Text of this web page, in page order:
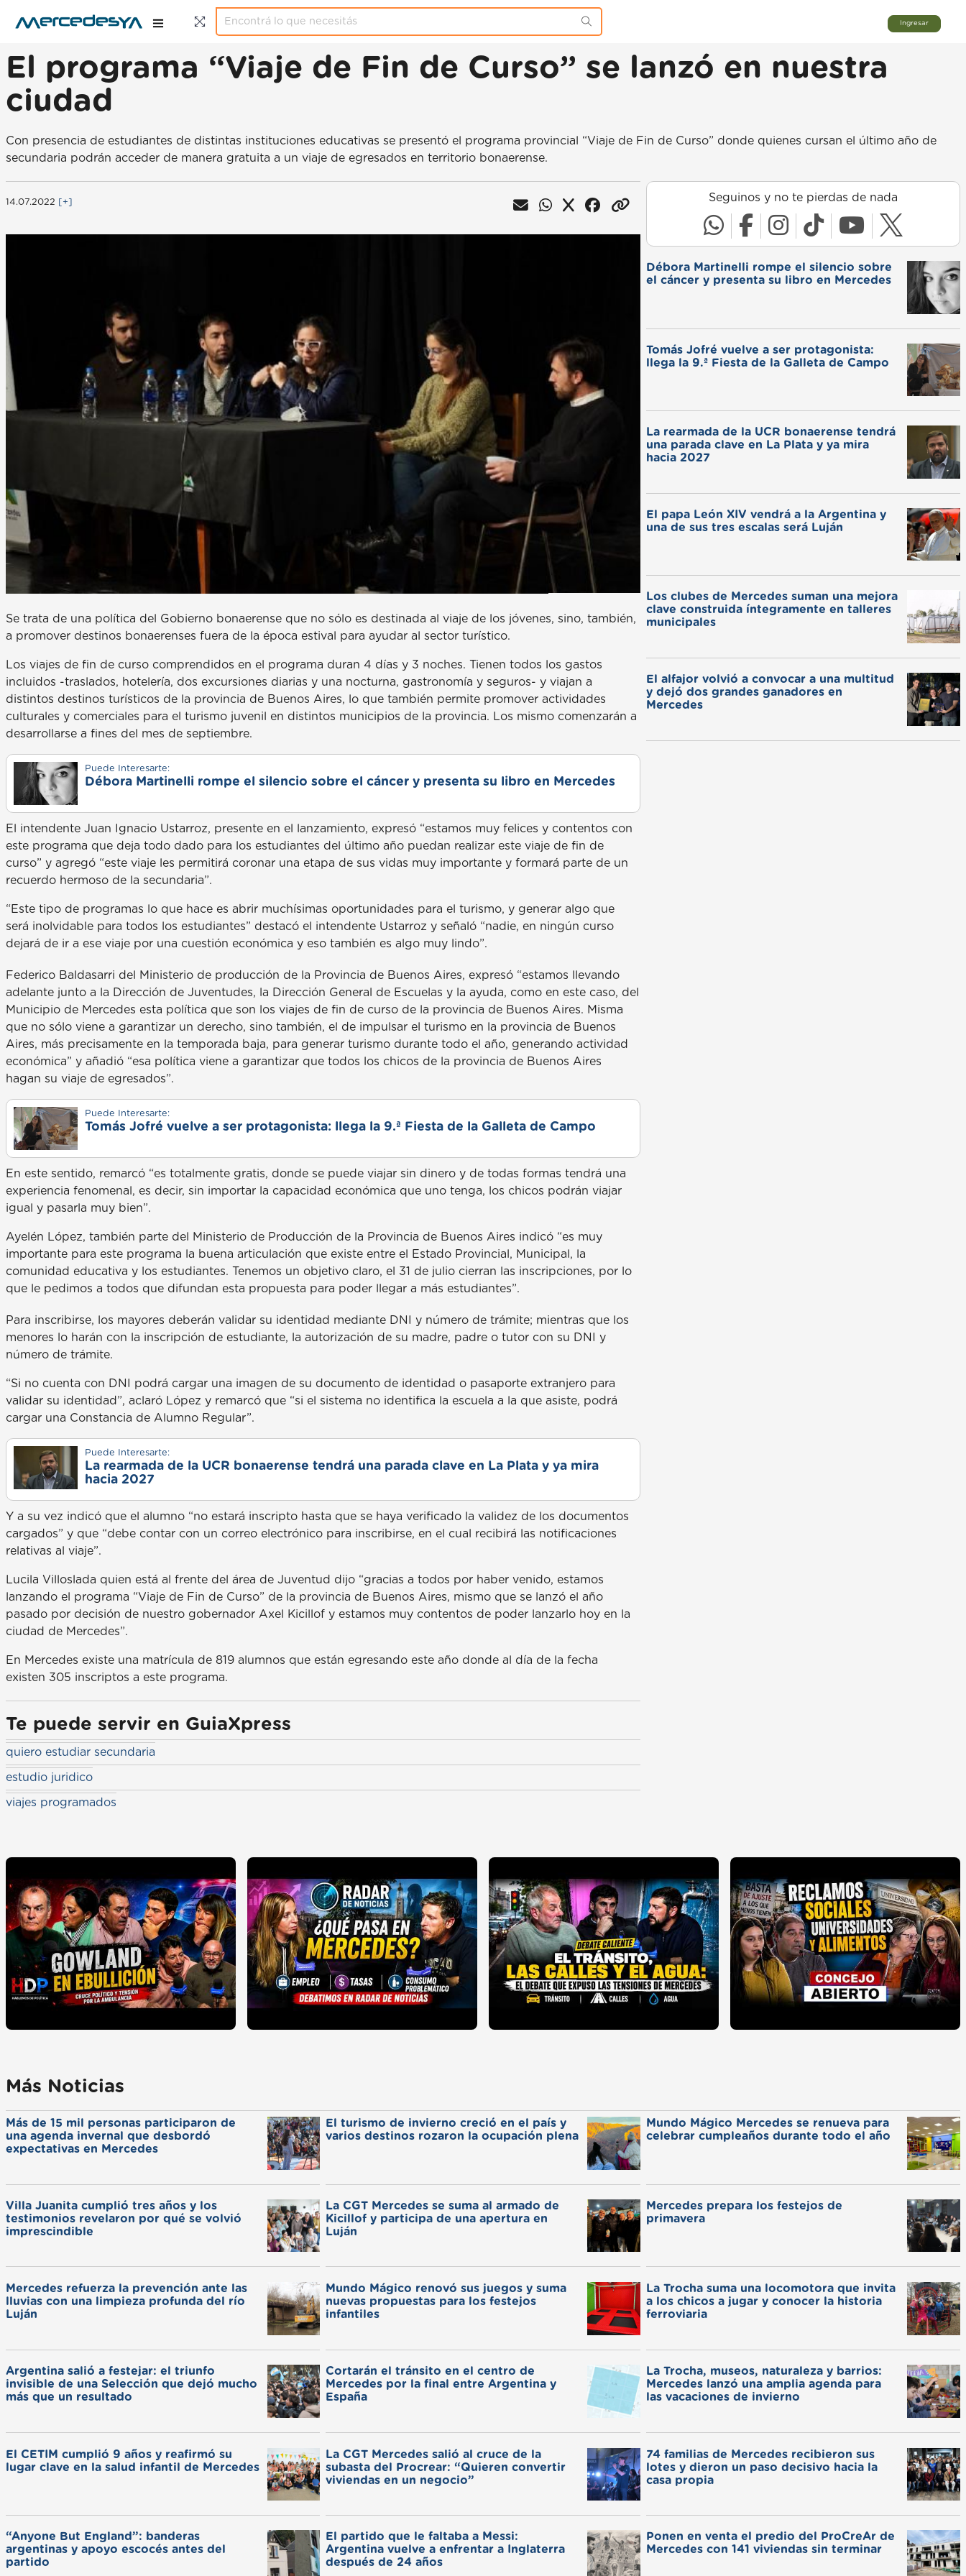
Ingresar
El programa “Viaje de Fin de Curso” se lanzó en nuestra
ciudad
Con presencia de estudiantes de distintas instituciones educativas se presentó el programa provincial “Viaje de Fin de Curso” donde quienes cursan el último año de
secundaria podrán acceder de manera gratuita a un viaje de egresados en territorio bonaerense.
14.07.2022 [+]
Se trata de una política del Gobierno bonaerense que no sólo es destinada al viaje de los jóvenes, sino, también,
a promover destinos bonaerenses fuera de la época estival para ayudar al sector turístico.
Los viajes de fin de curso comprendidos en el programa duran 4 días y 3 noches. Tienen todos los gastos
incluidos -traslados, hotelería, dos excursiones diarias y una nocturna, gastronomía y seguros- y viajan a
distintos destinos turísticos de la provincia de Buenos Aires, lo que también permite promover actividades
culturales y comerciales para el turismo juvenil en distintos municipios de la provincia. Los mismo comenzarán a
desarrollarse a fines del mes de septiembre.
Puede Interesarte:
Débora Martinelli rompe el silencio sobre el cáncer y presenta su libro en Mercedes
El intendente Juan Ignacio Ustarroz, presente en el lanzamiento, expresó “estamos muy felices y contentos con
este programa que deja todo dado para los estudiantes del último año puedan realizar este viaje de fin de
curso” y agregó “este viaje les permitirá coronar una etapa de sus vidas muy importante y formará parte de un
recuerdo hermoso de la secundaria”.
“Este tipo de programas lo que hace es abrir muchísimas oportunidades para el turismo, y generar algo que
será inolvidable para todos los estudiantes” destacó el intendente Ustarroz y señaló “nadie, en ningún curso
dejará de ir a ese viaje por una cuestión económica y eso también es algo muy lindo”.
Federico Baldasarri del Ministerio de producción de la Provincia de Buenos Aires, expresó “estamos llevando
adelante junto a la Dirección de Juventudes, la Dirección General de Escuelas y la ayuda, como en este caso, del
Municipio de Mercedes esta política que son los viajes de fin de curso de la provincia de Buenos Aires. Misma
que no sólo viene a garantizar un derecho, sino también, el de impulsar el turismo en la provincia de Buenos
Aires, más precisamente en la temporada baja, para generar turismo durante todo el año, generando actividad
económica” y añadió “esa política viene a garantizar que todos los chicos de la provincia de Buenos Aires
hagan su viaje de egresados”.
Puede Interesarte:
Tomás Jofré vuelve a ser protagonista: llega la 9.ª Fiesta de la Galleta de Campo
En este sentido, remarcó “es totalmente gratis, donde se puede viajar sin dinero y de todas formas tendrá una
experiencia fenomenal, es decir, sin importar la capacidad económica que uno tenga, los chicos podrán viajar
igual y pasarla muy bien”.
Ayelén López, también parte del Ministerio de Producción de la Provincia de Buenos Aires indicó “es muy
importante para este programa la buena articulación que existe entre el Estado Provincial, Municipal, la
comunidad educativa y los estudiantes. Tenemos un objetivo claro, el 31 de julio cierran las inscripciones, por lo
que le pedimos a todos que difundan esta propuesta para poder llegar a más estudiantes”.
Para inscribirse, los mayores deberán validar su identidad mediante DNI y número de trámite; mientras que los
menores lo harán con la inscripción de estudiante, la autorización de su madre, padre o tutor con su DNI y
número de trámite.
“Si no cuenta con DNI podrá cargar una imagen de su documento de identidad o pasaporte extranjero para
validar su identidad”, aclaró López y remarcó que “si el sistema no identifica la escuela a la que asiste, podrá
cargar una Constancia de Alumno Regular”.
Puede Interesarte:
La rearmada de la UCR bonaerense tendrá una parada clave en La Plata y ya mira
hacia 2027
Y a su vez indicó que el alumno “no estará inscripto hasta que se haya verificado la validez de los documentos
cargados” y que “debe contar con un correo electrónico para inscribirse, en el cual recibirá las notificaciones
relativas al viaje”.
Lucila Villoslada quien está al frente del área de Juventud dijo “gracias a todos por haber venido, estamos
lanzando el programa “Viaje de Fin de Curso” de la provincia de Buenos Aires, mismo que se lanzó el año
pasado por decisión de nuestro gobernador Axel Kicillof y estamos muy contentos de poder lanzarlo hoy en la
ciudad de Mercedes”.
En Mercedes existe una matrícula de 819 alumnos que están egresando este año donde al día de la fecha
existen 305 inscriptos a este programa.
Te puede servir en GuiaXpress
quiero estudiar secundaria
estudio juridico
viajes programados
Seguinos y no te pierdas de nada
Débora Martinelli rompe el silencio sobre
el cáncer y presenta su libro en Mercedes
Tomás Jofré vuelve a ser protagonista:
llega la 9.ª Fiesta de la Galleta de Campo
La rearmada de la UCR bonaerense tendrá
una parada clave en La Plata y ya mira
hacia 2027
El papa León XIV vendrá a la Argentina y
una de sus tres escalas será Luján
Los clubes de Mercedes suman una mejora
clave construida íntegramente en talleres
municipales
El alfajor volvió a convocar a una multitud
y dejó dos grandes ganadores en
Mercedes
Más Noticias
Más de 15 mil personas participaron de
una agenda invernal que desbordó
expectativas en Mercedes
El turismo de invierno creció en el país y
varios destinos rozaron la ocupación plena
Mundo Mágico Mercedes se renueva para
celebrar cumpleaños durante todo el año
Villa Juanita cumplió tres años y los
testimonios revelaron por qué se volvió
imprescindible
La CGT Mercedes se suma al armado de
Kicillof y participa de una apertura en
Luján
Mercedes prepara los festejos de
primavera
Mercedes refuerza la prevención ante las
lluvias con una limpieza profunda del río
Luján
Mundo Mágico renovó sus juegos y suma
nuevas propuestas para los festejos
infantiles
La Trocha suma una locomotora que invita
a los chicos a jugar y conocer la historia
ferroviaria
Argentina salió a festejar: el triunfo
invisible de una Selección que dejó mucho
más que un resultado
Cortarán el tránsito en el centro de
Mercedes por la final entre Argentina y
España
La Trocha, museos, naturaleza y barrios:
Mercedes lanzó una amplia agenda para
las vacaciones de invierno
El CETIM cumplió 9 años y reafirmó su
lugar clave en la salud infantil de Mercedes
La CGT Mercedes salió al cruce de la
subasta del Procrear: “Quieren convertir
viviendas en un negocio”
74 familias de Mercedes recibieron sus
lotes y dieron un paso decisivo hacia la
casa propia
“Anyone But England”: banderas
argentinas y apoyo escocés antes del
partido
El partido que le faltaba a Messi:
Argentina vuelve a enfrentar a Inglaterra
después de 24 años
Ponen en venta el predio del ProCreAr de
Mercedes con 141 viviendas sin terminar